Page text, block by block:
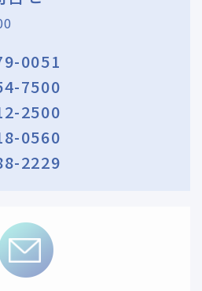
0051
7500
2500
0560
2229